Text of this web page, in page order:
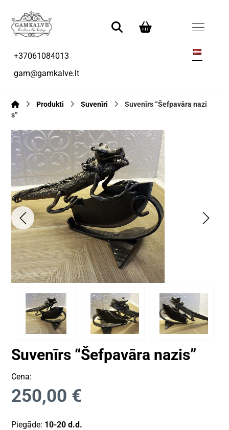
+37061084013
gam@gamkalve.lt
Produkti Suvenīri
Suvenīrs “Šefpavāra nazi
s”
Suvenīrs “Šefpavāra nazis”
Cena:
250,00 €
Piegāde: 10-20 d.d.